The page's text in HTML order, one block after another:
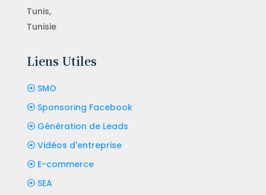
Tunis,
Tunisie
Liens Utiles
SMO
Sponsoring Facebook
Génération de Leads
Vidéos d'entreprise
E-commerce
SEA